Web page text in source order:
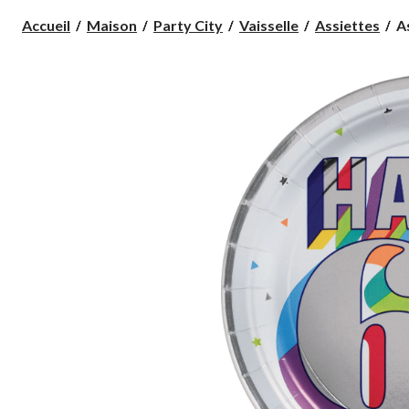
Accueil Maison Party City Vaisselle Assiettes
8